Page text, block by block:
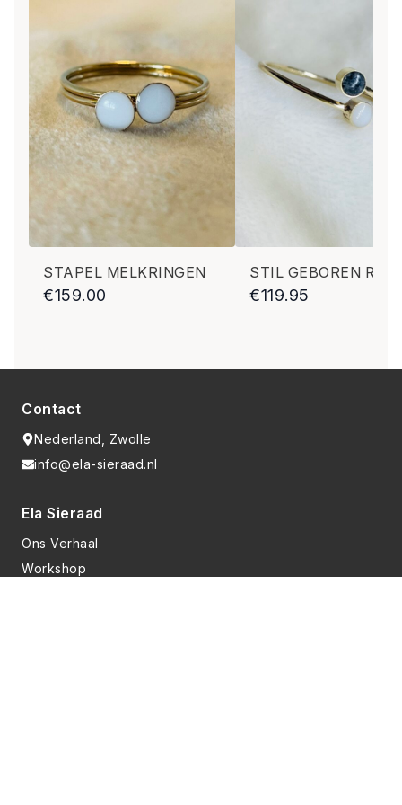
product een kit verstuurd. Dit gebeurd op de dag van
bestellen of de eerstvolgende werkdag. Dit is voor kopers
uit Nederland ook inclusief een retour envelop met
postzegel(s). Voor België moet je zelf internationale zegels
plakken op de retour envelop. Wanneer er alleen
navelstreng of haar opgestuurd moet worden, mag je zelf
dit in een gewone envelop met bij voorbeeld een keukenrol
papiertje eromheen opsturen met 1 postzegel of
internationale postzegel.
Bedel: 8/6 mm. De ringen zijn er in hele
maten zoals: Us 5, 6, 7, 8, 9
STAPEL MELKRINGEN
€159.00
STIL GEBOREN RING
€119.95
Contact
Nederland, Zwolle
info@ela-sieraad.nl
Ela Sieraad
Ons Verhaal
Workshop